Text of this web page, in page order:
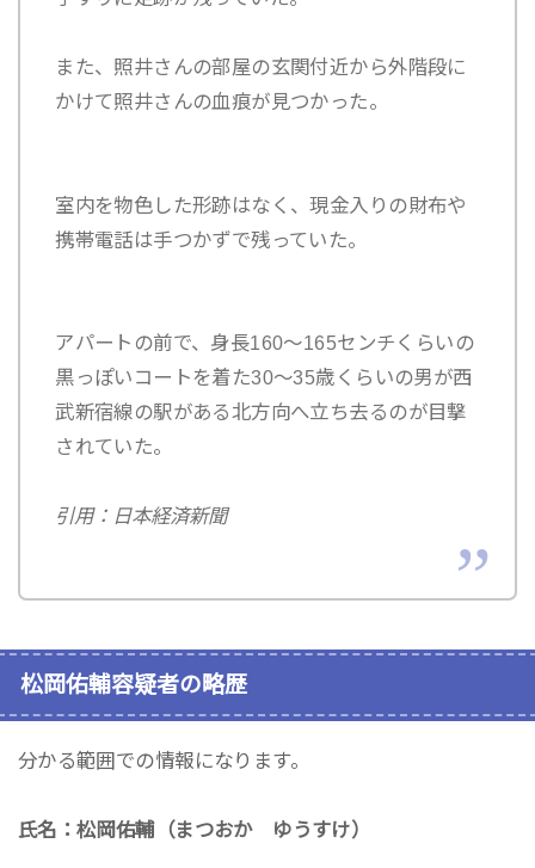
また、照井さんの部屋の玄関付近から外階段に
かけて照井さんの血痕が見つかった。
室内を物色した形跡はなく、現金入りの財布や
携帯電話は手つかずで残っていた。
アパートの前で、身長160～165センチくらいの
黒っぽいコートを着た30～35歳くらいの男が西
武新宿線の駅がある北方向へ立ち去るのが目撃
されていた。
引用：日本経済新聞
松岡佑輔容疑者の略歴
分かる範囲での情報になります。
氏名：松岡佑輔（まつおか ゆうすけ）